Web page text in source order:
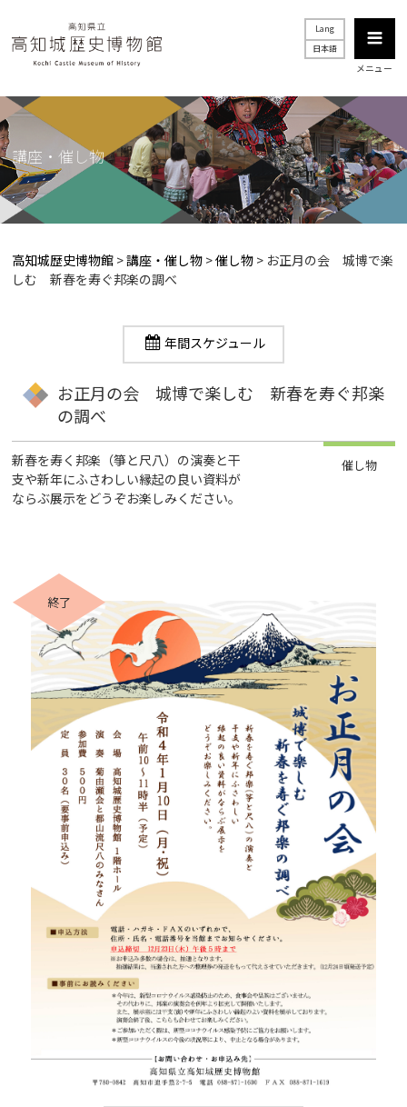
Lang
日本語
メニュー
講座・催し物
高知城歴史博物館 >講座・催し物 >催し物 > お正月の会 城博で楽
しむ 新春を寿ぐ邦楽の調べ
年間スケジュール
お正月の会 城博で楽しむ 新春を寿ぐ邦楽
の調べ
新春を寿く邦楽（箏と尺八）の演奏と干
支や新年にふさわしい縁起の良い資料が
ならぶ展示をどうぞお楽しみください。
催し物
終了